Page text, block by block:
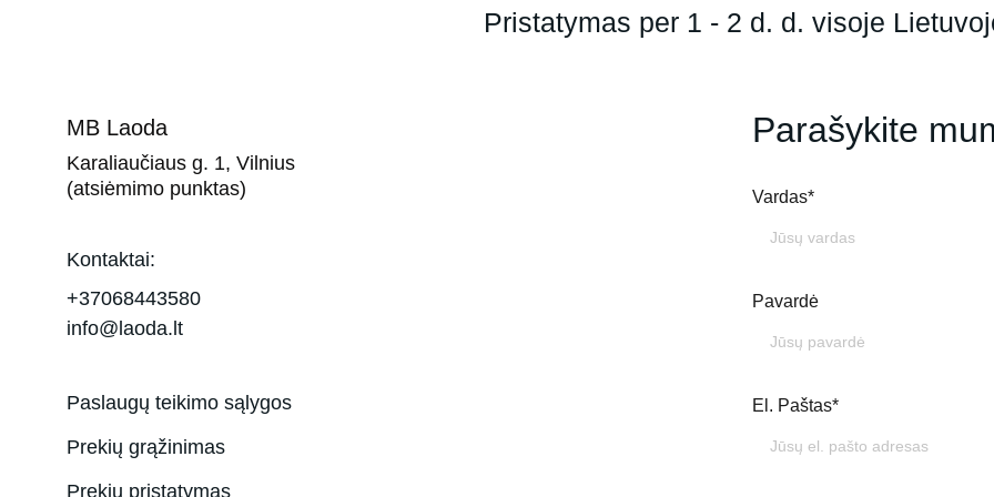
Parašykite
Vardas*
Pavardė
El. Paštas*
MB Laoda
Karaliaučiaus g. 1, Vilnius
(atsiėmimo punktas)
Kontaktai:
+37068443580
info@laoda.lt
Paslaugų teikimo sąlygos
Prekių grąžinimas
Prekių pristatymas
Pristatymas per 1 - 2 d. d. visoje